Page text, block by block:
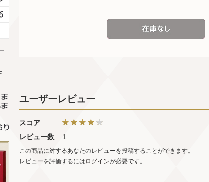
ユーザーレビュー
スコア
レビュー数
1
この商品に対するあなたのレビューを投稿することができます。
レビューを評価するには ログインが必要です。